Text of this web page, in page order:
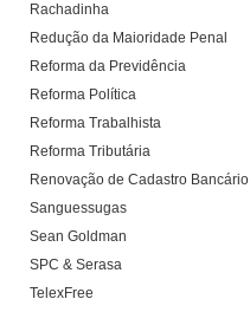
Rachadinha
Redução da Maioridade Penal
Reforma da Previdência
Reforma Política
Reforma Trabalhista
Reforma Tributária
Renovação de Cadastro Bancário
Sanguessugas
Sean Goldman
SPC & Serasa
TelexFree